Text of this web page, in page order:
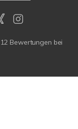
12 Bewertungen bei